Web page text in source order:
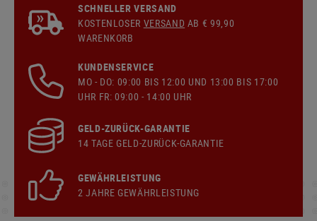
SCHNELLER VERSAND
KOSTENLOSER VERSAND AB € 99,90
WARENKORB
KUNDENSERVICE
MO - DO: 09:00 BIS 12:00 UND 13:00 BIS 17:00
UHR FR: 09:00 - 14:00 UHR
GELD-ZURÜCK-GARANTIE
14 TAGE GELD-ZURÜCK-GARANTIE
GEWÄHRLEISTUNG
2 JAHRE GEWÄHRLEISTUNG